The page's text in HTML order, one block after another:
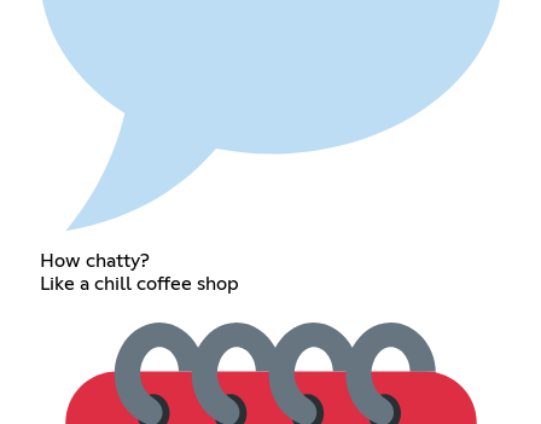
How chatty?
Like a chill coffee shop